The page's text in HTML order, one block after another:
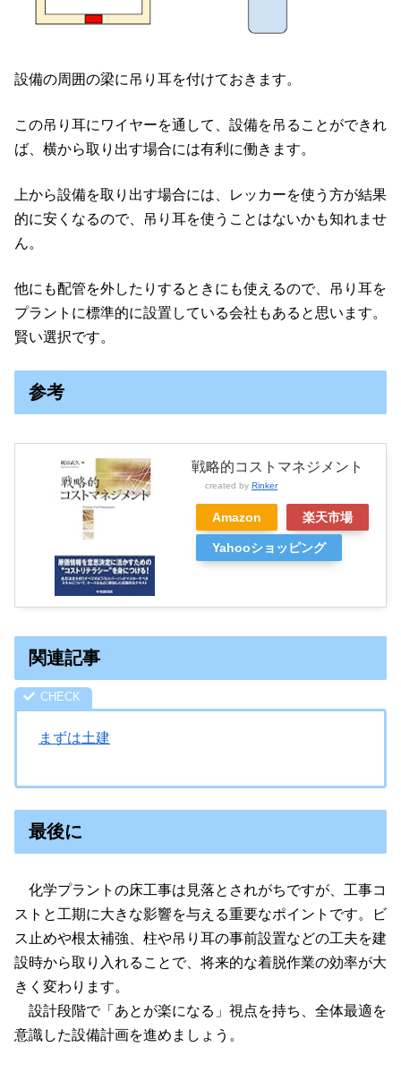
設備の周囲の梁に吊り耳を付けておきます。
この吊り耳にワイヤーを通して、設備を吊ることができれ
ば、横から取り出す場合には有利に働きます。
上から設備を取り出す場合には、レッカーを使う方が結果
的に安くなるので、吊り耳を使うことはないかも知れませ
ん。
他にも配管を外したりするときにも使えるので、吊り耳を
プラントに標準的に設置している会社もあると思います。
賢い選択です。
参考
戦略的コストマネジメント
created by Rinker
Amazon 楽天市場
Yahooショッピング
関連記事
まずは土建
最後に
化学プラントの床工事は見落とされがちですが、工事コ
ストと工期に大きな影響を与える重要なポイントです。ビ
ス止めや根太補強、柱や吊り耳の事前設置などの工夫を建
設時から取り入れることで、将来的な着脱作業の効率が大
きく変わります。
設計段階で「あとが楽になる」視点を持ち、全体最適を
意識した設備計画を進めましょう。